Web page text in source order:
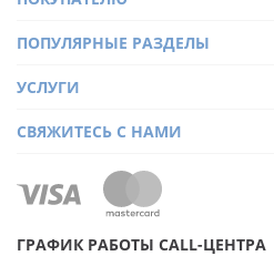
ПОПУЛЯРНЫЕ РАЗДЕЛЫ
УСЛУГИ
ГРАФИК РАБОТЫ CALL-ЦЕНТРА
СВЯЖИТЕСЬ С НАМИ